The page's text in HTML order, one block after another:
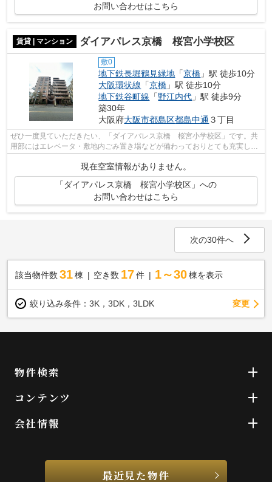
お問い合わせはこちら
賃貸 | マンション ダイアパレス京橋 桜宮小学校区
敷0
地下鉄長堀鶴見緑地 「京橋 」駅 徒歩10分
大阪環状線 「京橋 」駅 徒歩10分
地下鉄谷町線 「野江内代 」駅 徒歩9分
築30年
大阪府大阪市都島区都島中通 ３丁目
ぜひ一度見ていただきたい、「ダイアパレス京橋 桜宮小学校区」です。共
用部にはエレベータ・敷地内ごみ置き場などが備わっておりとても充実して
現在空室情報がありません。
「ダイアパレス京橋 桜宮小学校区」への
お問い合わせはこちら
次の30件へ
該当物件数 31棟 空き数 17 件 1～30 棟を表示
絞り込み条件： 3K，3DK，3LDK 変更
物件検索
コンテンツ
会社情報
最近見た物件